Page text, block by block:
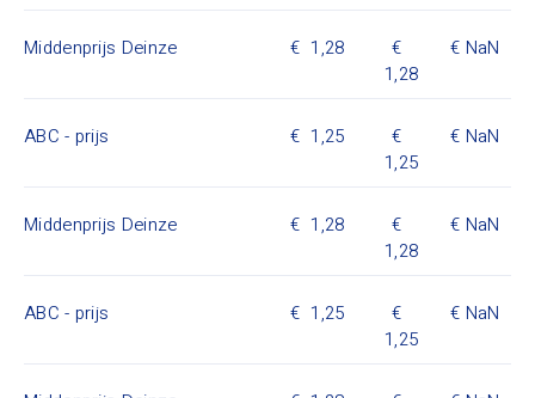
Middenprijs Deinze
1,28
1,28
NaN
ABC - prijs
1,25
1,25
NaN
Middenprijs Deinze
1,28
1,28
NaN
ABC - prijs
1,25
1,25
NaN